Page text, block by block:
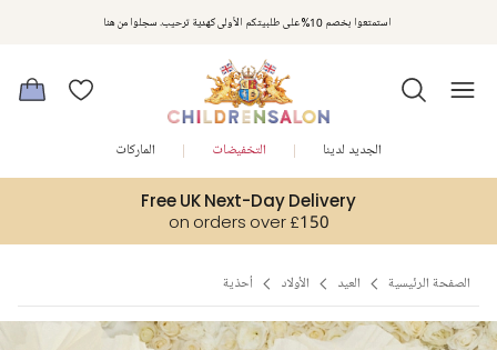
استمتعوا بخصم 10% على طلبيتكم الأولى كهدية ترحيب. سجلوا من هنا
مكافآت تشلدرن صالون | اجمعوا النقاط مع كل عملية شراء لتحصلوا على هدايا حصرية وعروض مصممة خصيصا لتلبي
متطلباتكم
Free UK Next-Day Delivery
on orders over £150
الجديد لدينا التخفيضات الماركات
الصفحة الرئيسية العيد الأولاد أحذية